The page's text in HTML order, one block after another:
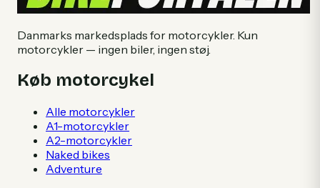
Danmarks markedsplads for motorcykler. Kun
motorcykler — ingen biler, ingen støj.
Køb motorcykel
Alle motorcykler
A1-motorcykler
A2-motorcykler
Naked bikes
Adventure